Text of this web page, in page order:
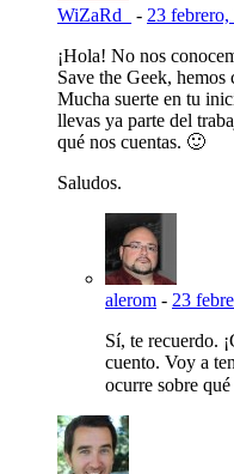
WiZaRd_ - 23
¡Hola! No nos
Save the Geek,
Mucha suerte en tu
llevas ya parte del
qué nos cuentas. 🙂
Saludos.
alerom - 23
Sí, te recuerdo.
cuento. Voy a
ocurre sobre